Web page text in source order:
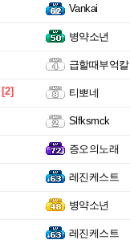
Vankai
병약소년
급할때부억칼
[2] 티뽀네
Slfksmck
증오의노래
레진케스트
병약소년
레진케스트